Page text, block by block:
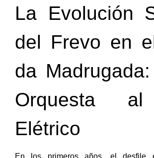
La Evolución
del Frevo en
da
Orquesta
Elétrico
En los primeros años, el desfile